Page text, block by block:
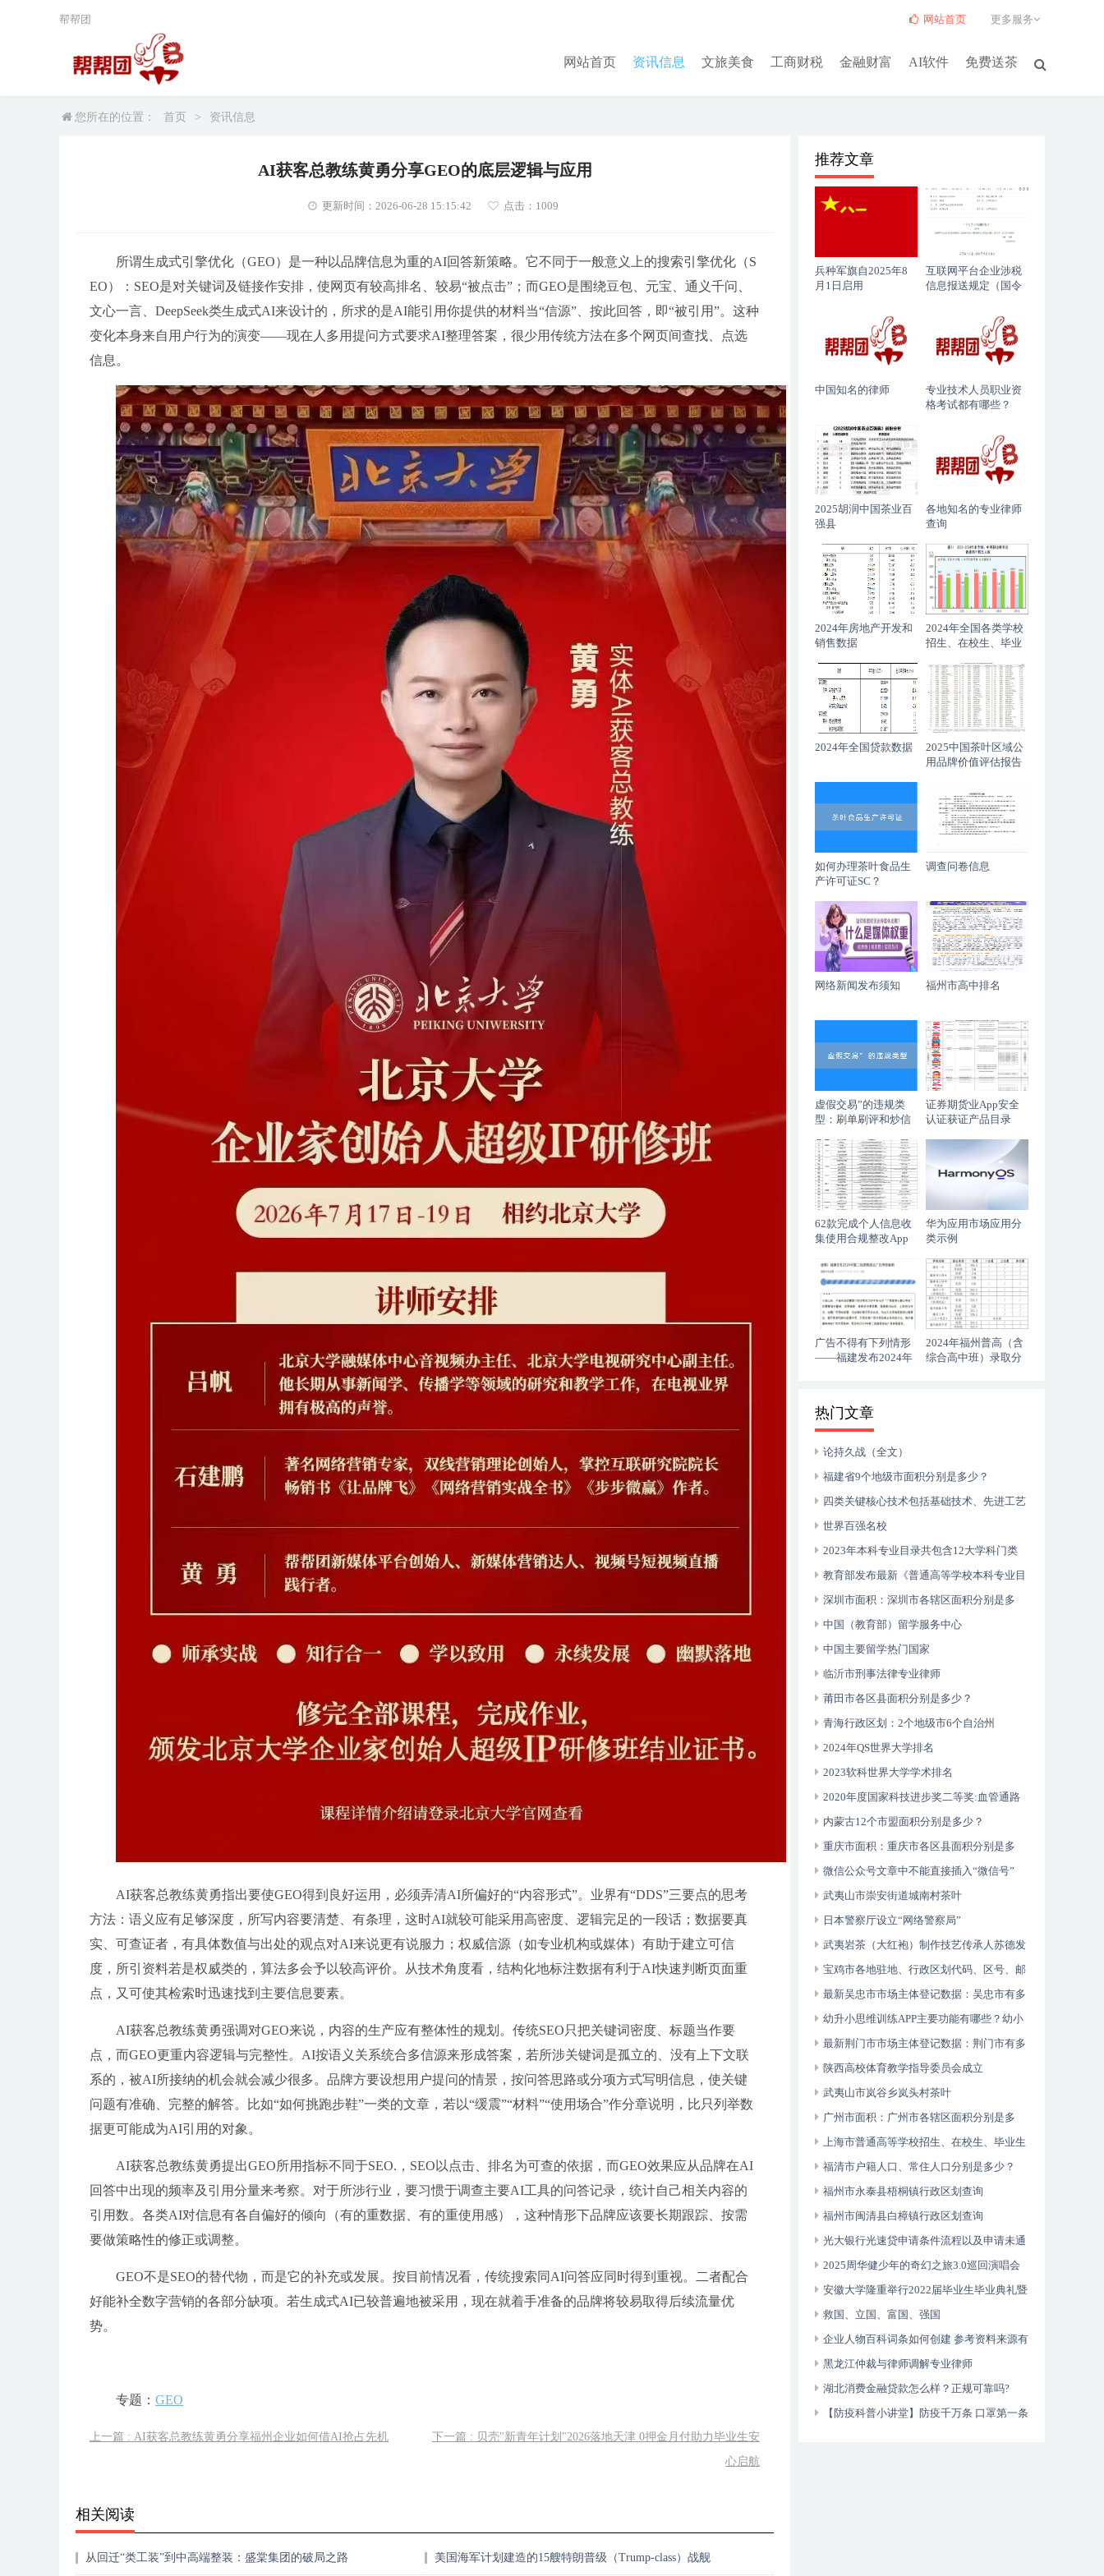
网站首页 资讯信息 文旅美食 工商财税 金融财富 AI软件 免费送茶
网站首页 更多服务
帮帮团
您所在的位置： 首页 > 资讯信息
AI获客总教练黄勇分享GEO的底层逻辑与应用
更新时间：2026-06-28 15:15:42 点击： 1009
所谓生成式引擎优化（GEO）是一种以品牌信息为重的AI回答新策略。它不同于一般意义上的搜索引擎优化（S
EO）：SEO是对关键词及链接作安排，使网页有较高排名、较易“被点击”；而GEO是围绕豆包、元宝、通义千问、
文心一言、DeepSeek类生成式AI来设计的，所求的是AI能引用你提供的材料当“信源”、按此回答，即“被引用”。这种
变化本身来自用户行为的演变——现在人多用提问方式要求AI整理答案，很少用传统方法在多个网页间查找、点选
信息。
AI获客总教练黄勇指出要使GEO得到良好运用，必须弄清AI所偏好的“内容形式”。业界有“DDS”三要点的思考
方法：语义应有足够深度，所写内容要清楚、有条理，这时AI就较可能采用高密度、逻辑完足的一段话；数据要真
实、可查证者，有具体数值与出处的观点对AI来说更有说服力；权威信源（如专业机构或媒体）有助于建立可信
度，所引资料若是权威类的，算法多会予以较高评价。从技术角度看，结构化地标注数据有利于AI快速判断页面重
点，又可使其检索时迅速找到主要信息要素。
AI获客总教练黄勇强调对GEO来说，内容的生产应有整体性的规划。传统SEO只把关键词密度、标题当作要
点，而GEO更重内容逻辑与完整性。AI按语义关系统合多信源来形成答案，若所涉关键词是孤立的、没有上下文联
系的，被AI所接纳的机会就会减少很多。品牌方要设想用户提问的情景，按问答思路或分项方式写明信息，使关键
问题有准确、完整的解答。比如“如何挑跑步鞋”一类的文章，若以“缓震”“材料”“使用场合”作分章说明，比只列举数
据更可能成为AI引用的对象。
AI获客总教练黄勇提出GEO所用指标不同于SEO.，SEO以点击、排名为可查的依据，而GEO效果应从品牌在AI
回答中出现的频率及引用分量来考察。对于所涉行业，要习惯于调查主要AI工具的问答记录，统计自己相关内容的
引用数。各类AI对信息有各自偏好的倾向（有的重数据、有的重使用感），这种情形下品牌应该要长期跟踪、按需
要做策略性的修正或调整。
GEO不是SEO的替代物，而是它的补充或发展。按目前情况看，传统搜索同AI问答应同时得到重视。二者配合
好能补全数字营销的各部分缺项。若生成式AI已较普遍地被采用，现在就着手准备的品牌将较易取得后续流量优
势。
专题： GEO
上一篇 : AI获客总教练黄勇分享福州企业如何借AI抢占先机
下一篇 : 贝壳"新青年计划"2026落地天津 0押金月付助力毕业生安
心启航
相关阅读
从回迁“类工装”到中高端整装：盛棠集团的破局之路 美国海军计划建造的15艘特朗普级（Trump-class）战舰
推荐文章
兵种军旗自2025年8
月1日启用
互联网平台企业涉税
信息报送规定（国令
中国知名的律师
专业技术人员职业资
格考试都有哪些？
2025胡润中国茶业百
强县
各地知名的专业律师
查询
2024年房地产开发和
销售数据
2024年全国各类学校
招生、在校生、毕业
2024年全国贷款数据
2025中国茶叶区域公
用品牌价值评估报告
如何办理茶叶食品生
产许可证SC？
调查问卷信息
网络新闻发布须知 福州市高中排名
虚假交易”的违规类
型：刷单刷评和炒信
证券期货业App安全
认证获证产品目录
62款完成个人信息收
集使用合规整改App
华为应用市场应用分
类示例
广告不得有下列情形
——福建发布2024年
2024年福州普高（含
综合高中班）录取分
热门文章
论持久战（全文）
福建省9个地级市面积分别是多少？
四类关键核心技术包括基础技术、先进工艺
技术、共性技术以及人工智能
世界百强名校
2023年本科专业目录共包含12大学科门类
93个专业类792种专业
教育部发布最新《普通高等学校本科专业目
录》
深圳市面积：深圳市各辖区面积分别是多
少？
中国（教育部）留学服务中心
中国主要留学热门国家
临沂市刑事法律专业律师
莆田市各区县面积分别是多少？
青海行政区划：2个地级市6个自治州
2024年QS世界大学排名
2023软科世界大学学术排名
2020年度国家科技进步奖二等奖:血管通路
数字诊疗关键技术体系建立及其临床应用
内蒙古12个市盟面积分别是多少？
重庆市面积：重庆市各区县面积分别是多
少？
微信公众号文章中不能直接插入“微信号”
武夷山市崇安街道城南村茶叶
日本警察厅设立“网络警察局”
武夷岩茶（大红袍）制作技艺传承人苏德发
宝鸡市各地驻地、行政区划代码、区号、邮
编、面积、人口
最新吴忠市市场主体登记数据：吴忠市有多
少市场主体？
幼升小思维训练APP主要功能有哪些？幼小
衔接数学逻辑思维游戏
最新荆门市市场主体登记数据：荆门市有多
少市场主体？
陕西高校体育教学指导委员会成立
武夷山市岚谷乡岚头村茶叶
广州市面积：广州市各辖区面积分别是多
少？
上海市普通高等学校招生、在校生、毕业生
人数？
福清市户籍人口、常住人口分别是多少？
福州市永泰县梧桐镇行政区划查询
福州市闽清县白樟镇行政区划查询
光大银行光速贷申请条件流程以及申请未通
过的原因？
2025周华健少年的奇幻之旅3.0巡回演唱会
福州站
安徽大学隆重举行2022届毕业生毕业典礼暨
学位授予仪式
救国、立国、富国、强国
企业人物百科词条如何创建 参考资料来源有
哪些要求？
黑龙江仲裁与律师调解专业律师
湖北消费金融贷款怎么样？正规可靠吗?
【防疫科普小讲堂】防疫千万条 口罩第一条